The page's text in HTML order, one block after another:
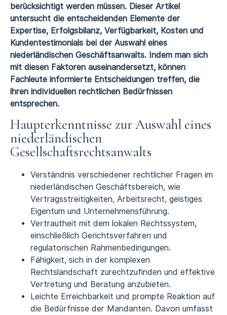
berücksichtigt werden müssen. Dieser Artikel
untersucht die entscheidenden Elemente der
Expertise, Erfolgsbilanz, Verfügbarkeit, Kosten und
Kundentestimonials bei der Auswahl eines
niederländischen Geschäftsanwalts. Indem man sich
mit diesen Faktoren auseinandersetzt, können
Fachleute informierte Entscheidungen treffen, die
ihren individuellen rechtlichen Bedürfnissen
entsprechen.
Haupterkenntnisse zur Auswahl eines
niederländischen
Gesellschaftsrechtsanwalts
Verständnis verschiedener rechtlicher Fragen im
niederländischen Geschäftsbereich, wie
Vertragsstreitigkeiten, Arbeitsrecht, geistiges
Eigentum und Unternehmensführung.
Vertrautheit mit dem lokalen Rechtssystem,
einschließlich Gerichtsverfahren und
regulatorischen Rahmenbedingungen.
Fähigkeit, sich in der komplexen
Rechtslandschaft zurechtzufinden und effektive
Vertretung und Beratung anzubieten.
Leichte Erreichbarkeit und prompte Reaktion auf
die Bedürfnisse der Mandanten. Davon umfasst